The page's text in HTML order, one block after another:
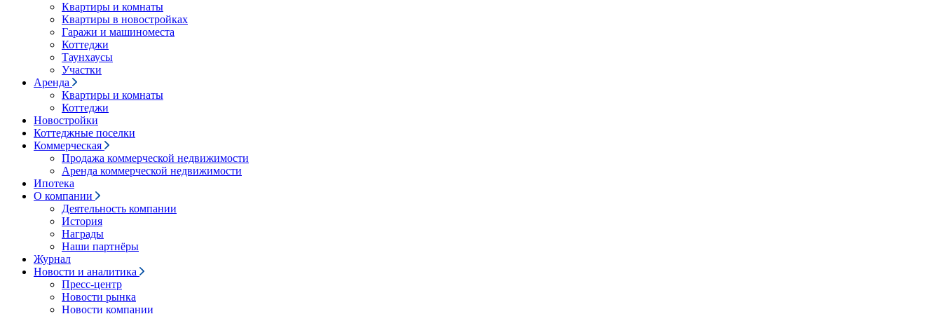
Квартиры и комнаты
Квартиры в новостройках
Гаражи и машиноместа
Коттеджи
Таунхаусы
Участки
Аренда
Квартиры и комнаты
Коттеджи
Новостройки
Коттеджные поселки
Коммерческая
Продажа коммерческой недвижимости
Аренда коммерческой недвижимости
Ипотека
О компании
Деятельность компании
История
Награды
Наши партнёры
Журнал
Новости и аналитика
Пресс-центр
Новости рынка
Новости компании